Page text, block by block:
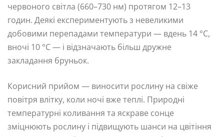
червоного світла (660–730 нм) протягом 12–13
годин. Деякі експериментують з невеликими
добовими перепадами температури — вдень 14 °C,
вночі 10 °C — і відзначають більш дружне
закладання бруньок.
Корисний прийом — виносити рослину на свіже
повітря влітку, коли ночі вже теплі. Природні
температурні коливання та яскраве сонце
зміцнюють рослину і підвищують шанси на цвітіння